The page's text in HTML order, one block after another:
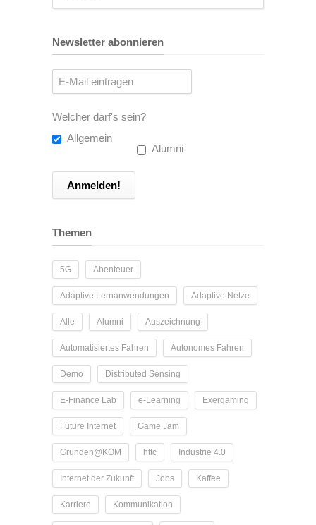
Newsletter abonnieren
Welcher darf's sein?
Allgemein
Alumni
Themen
5G Abenteuer
Adaptive Lernanwendungen Adaptive Netze
Alle Alumni Auszeichnung
Automatisiertes Fahren Autonomes Fahren
Demo Distributed Sensing
E-Finance Lab e-Learning Exergaming
Future Internet Game Jam
Gründen@KOM httc Industrie 4.0
Internet der Zukunft Jobs Kaffee
Karriere Kommunikation